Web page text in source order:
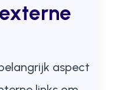
aspect